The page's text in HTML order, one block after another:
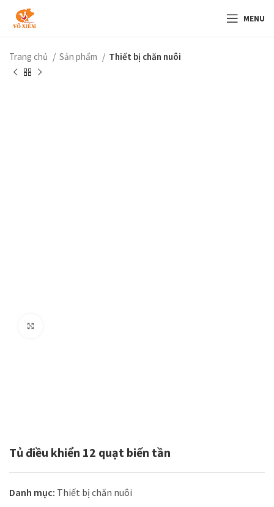
MENU
Trang chủ Sản phẩm Thiết bị chăn nuôi
Tủ điều khiển 12 quạt biến tần
Danh mục: Thiết bị chăn nuôi